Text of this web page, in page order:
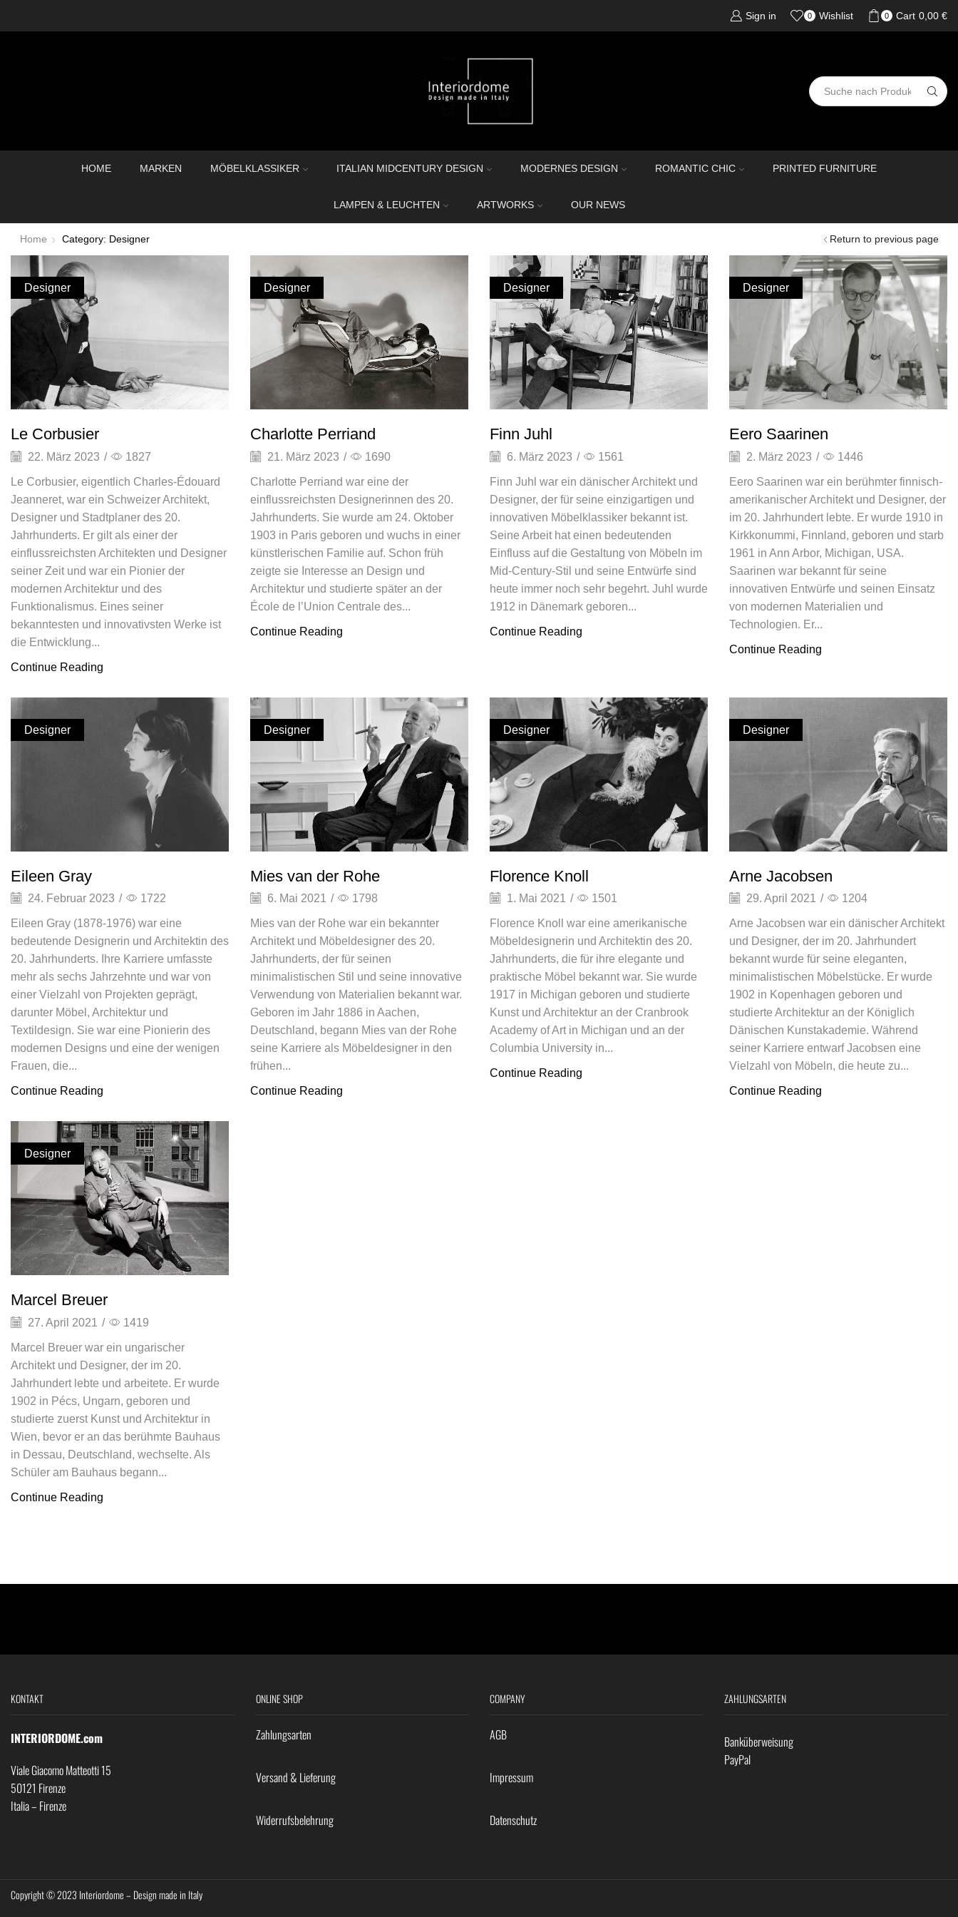
Sign in 0 Wishlist 0 Cart 0,00 €
HOME MARKEN MÖBELKLASSIKER ITALIAN MIDCENTURY DESIGN MODERNES DESIGN ROMANTIC CHIC PRINTED FURNITURE
LAMPEN & LEUCHTEN ARTWORKS OUR NEWS
Return to previous page
Home Category: Designer
Designer
Le Corbusier
22. März 2023 / 1827
Le Corbusier, eigentlich Charles-Édouard
Jeanneret, war ein Schweizer Architekt,
Designer und Stadtplaner des 20.
Jahrhunderts. Er gilt als einer der
einflussreichsten Architekten und Designer
seiner Zeit und war ein Pionier der
modernen Architektur und des
Funktionalismus. Eines seiner
bekanntesten und innovativsten Werke ist
die Entwicklung...
Continue Reading
Designer
Charlotte Perriand
21. März 2023 / 1690
Charlotte Perriand war eine der
einflussreichsten Designerinnen des 20.
Jahrhunderts. Sie wurde am 24. Oktober
1903 in Paris geboren und wuchs in einer
künstlerischen Familie auf. Schon früh
zeigte sie Interesse an Design und
Architektur und studierte später an der
École de l’Union Centrale des...
Continue Reading
Designer
Finn Juhl
6. März 2023 / 1561
Finn Juhl war ein dänischer Architekt und
Designer, der für seine einzigartigen und
innovativen Möbelklassiker bekannt ist.
Seine Arbeit hat einen bedeutenden
Einfluss auf die Gestaltung von Möbeln im
Mid-Century-Stil und seine Entwürfe sind
heute immer noch sehr begehrt. Juhl wurde
1912 in Dänemark geboren...
Continue Reading
Designer
Eero Saarinen
2. März 2023 / 1446
Eero Saarinen war ein berühmter finnisch-
amerikanischer Architekt und Designer, der
im 20. Jahrhundert lebte. Er wurde 1910 in
Kirkkonummi, Finnland, geboren und starb
1961 in Ann Arbor, Michigan, USA.
Saarinen war bekannt für seine
innovativen Entwürfe und seinen Einsatz
von modernen Materialien und
Technologien. Er...
Continue Reading
Designer
Eileen Gray
24. Februar 2023 / 1722
Eileen Gray (1878-1976) war eine
bedeutende Designerin und Architektin des
20. Jahrhunderts. Ihre Karriere umfasste
mehr als sechs Jahrzehnte und war von
einer Vielzahl von Projekten geprägt,
darunter Möbel, Architektur und
Textildesign. Sie war eine Pionierin des
modernen Designs und eine der wenigen
Frauen, die...
Continue Reading
Designer
Mies van der Rohe
6. Mai 2021 / 1798
Mies van der Rohe war ein bekannter
Architekt und Möbeldesigner des 20.
Jahrhunderts, der für seinen
minimalistischen Stil und seine innovative
Verwendung von Materialien bekannt war.
Geboren im Jahr 1886 in Aachen,
Deutschland, begann Mies van der Rohe
seine Karriere als Möbeldesigner in den
frühen...
Continue Reading
Designer
Florence Knoll
1. Mai 2021 / 1501
Florence Knoll war eine amerikanische
Möbeldesignerin und Architektin des 20.
Jahrhunderts, die für ihre elegante und
praktische Möbel bekannt war. Sie wurde
1917 in Michigan geboren und studierte
Kunst und Architektur an der Cranbrook
Academy of Art in Michigan und an der
Columbia University in...
Continue Reading
Designer
Arne Jacobsen
29. April 2021 / 1204
Arne Jacobsen war ein dänischer Architekt
und Designer, der im 20. Jahrhundert
bekannt wurde für seine eleganten,
minimalistischen Möbelstücke. Er wurde
1902 in Kopenhagen geboren und
studierte Architektur an der Königlich
Dänischen Kunstakademie. Während
seiner Karriere entwarf Jacobsen eine
Vielzahl von Möbeln, die heute zu...
Continue Reading
Designer
Marcel Breuer
27. April 2021 / 1419
Marcel Breuer war ein ungarischer
Architekt und Designer, der im 20.
Jahrhundert lebte und arbeitete. Er wurde
1902 in Pécs, Ungarn, geboren und
studierte zuerst Kunst und Architektur in
Wien, bevor er an das berühmte Bauhaus
in Dessau, Deutschland, wechselte. Als
Schüler am Bauhaus begann...
Continue Reading
KONTAKT
INTERIORDOME.com
Viale Giacomo Matteotti 15
50121 Firenze
Italia – Firenze
ONLINE SHOP
Zahlungsarten
Versand & Lieferung
Widerrufsbelehrung
COMPANY
AGB
Impressum
Datenschutz
ZAHLUNGSARTEN
Banküberweisung
PayPal
Copyright © 2023 Interiordome – Design made in Italy